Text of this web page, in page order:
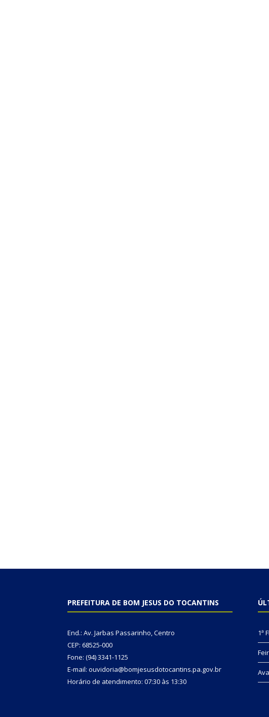
PREFEITURA DE BOM JESUS DO TOCANTINS
End.: Av. Jarbas Passarinho, Centro
CEP: 68525-000
Fone: (94) 3341-1125
E-mail: ouvidoria@bomjesusdotocantins.pa.gov.br
Horário de atendimento: 07:30 às 13:30
1ª